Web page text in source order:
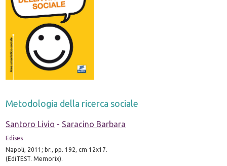
Metodologia della ricerca sociale
Santoro Livio - Saracino Barbara
Edises
Napoli, 2011; br., pp. 192, cm 12x17.
(EdiTEST. Memorix).